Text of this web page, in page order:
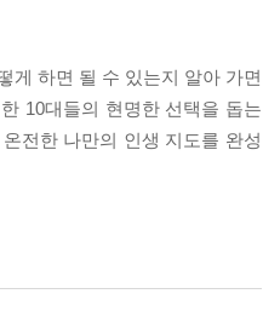
게 하면 될 수 있는지 알아 가면
10대들의 현명한 선택을 돕는
전한 나만의 인생 지도를 완성